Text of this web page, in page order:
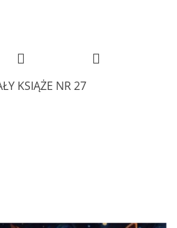
KSIĄŻE NR 27